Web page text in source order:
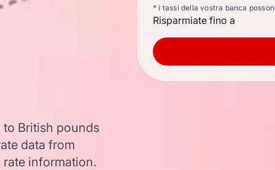
British pounds
data from
information.
* i tassi della vostra banca
Risparmiate fino a